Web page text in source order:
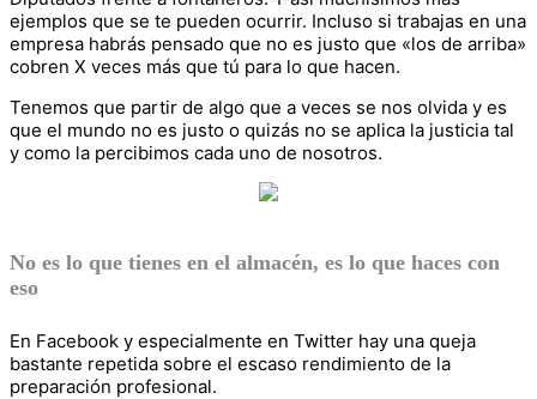
ejemplos que se te pueden ocurrir. Incluso si trabajas en una
empresa habrás pensado que no es justo que «los de arriba»
cobren X veces más que tú para lo que hacen.
Tenemos que partir de algo que a veces se nos olvida y es
que el mundo no es justo o quizás no se aplica la justicia tal
y como la percibimos cada uno de nosotros.
No es lo que tienes en el almacén, es lo que haces con
eso
En Facebook y especialmente en Twitter hay una queja
bastante repetida sobre el escaso rendimiento de la
preparación profesional.